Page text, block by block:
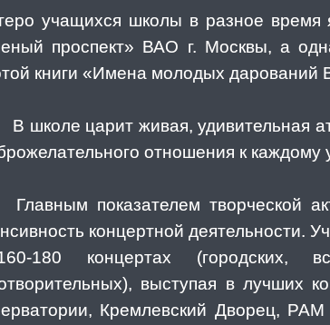
учащихся школы в разное
проспект» ВАО г. Москвы, а
книги «Имена молодых дарований
царит живая, удивительная
отношения к каждому
показателем творческой
концертной деятельности.
180 концертах (городских,
выступая в лучших
Кремлевский Дворец,